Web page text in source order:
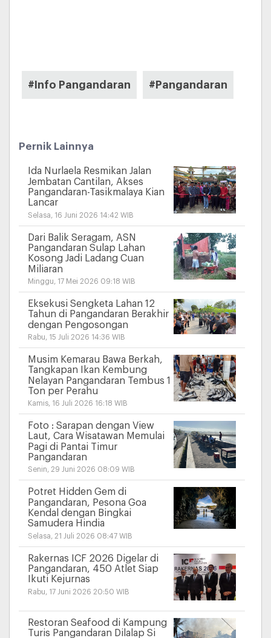
#Info Pangandaran #Pangandaran
Pernik Lainnya
Ida Nurlaela Resmikan Jalan
Jembatan Cantilan, Akses
Pangandaran-Tasikmalaya Kian
Lancar
Selasa, 16 Juni 2026 14:42 WIB
Dari Balik Seragam, ASN
Pangandaran Sulap Lahan
Kosong Jadi Ladang Cuan
Miliaran
Minggu, 17 Mei 2026 09:18 WIB
Eksekusi Sengketa Lahan 12
Tahun di Pangandaran Berakhir
dengan Pengosongan
Rabu, 15 Juli 2026 14:36 WIB
Musim Kemarau Bawa Berkah,
Tangkapan Ikan Kembung
Nelayan Pangandaran Tembus 1
Ton per Perahu
Kamis, 16 Juli 2026 16:18 WIB
Foto : Sarapan dengan View
Laut, Cara Wisatawan Memulai
Pagi di Pantai Timur
Pangandaran
Senin, 29 Juni 2026 08:09 WIB
Potret Hidden Gem di
Pangandaran, Pesona Goa
Kendal dengan Bingkai
Samudera Hindia
Selasa, 21 Juli 2026 08:47 WIB
Rakernas ICF 2026 Digelar di
Pangandaran, 450 Atlet Siap
Ikuti Kejurnas
Rabu, 17 Juni 2026 20:50 WIB
Restoran Seafood di Kampung
Turis Pangandaran Dilalap Si